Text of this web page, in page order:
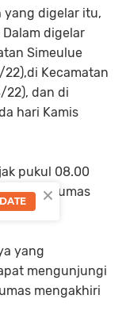
yang digelar itu,
digelar
Simeulue
Kecamatan
22), dan di
hari Kamis
pukul 08.00
Kabid Humas
yang
mengunjungi
mengakhiri
×